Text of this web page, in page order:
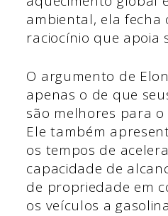
ambiental, ela fecha
raciocínio que apoia
O argumento de
apenas o de que
são melhores para o
Ele também
os tempos de
capacidade de
de propriedade em
os veículos a